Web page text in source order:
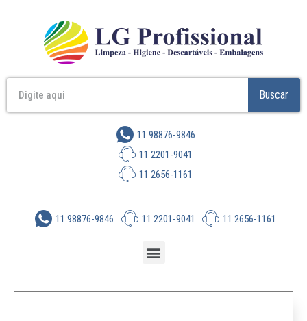
Buscar
11 98876-9846
11 2201-9041
11 2656-1161
11 98876-9846 11 2201-9041 11 2656-1161